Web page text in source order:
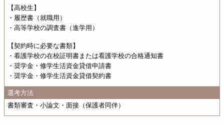
【高校生】
・履歴書（就職用）
・高等学校の調査書（進学用）
【契約時に必要な書類】
・看護学校の在校証明書または看護学校の合格通知書
・奨学金・修学生活資金貸借申請書
・奨学金・修学生活資金貸借契約書
選考方法
書類審査・小論文・面接（保護者同伴）